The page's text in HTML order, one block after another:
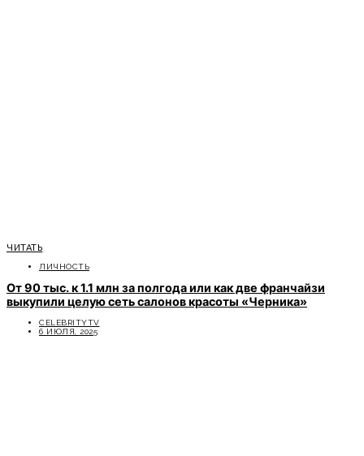
ЧИТАТЬ
ЛИЧНОСТЬ
От 90 тыс. к 1.1 млн за полгода или как две франчайзи
выкупили целую сеть салонов красоты «Черника»
CELEBRITYTV
6 ИЮЛЯ, 2025